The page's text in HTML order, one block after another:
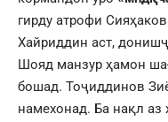
гирду атрофи
Хайриддин аст,
Шояд манзур ҳамон
бошад. Тоҷиддинов
намехонад. Ба нақл аз